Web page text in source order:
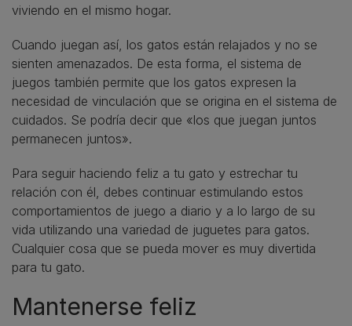
viviendo en el mismo hogar.
Cuando juegan así, los gatos están relajados y no se
sienten amenazados. De esta forma, el sistema de
juegos también permite que los gatos expresen la
necesidad de vinculación que se origina en el sistema de
cuidados. Se podría decir que «los que juegan juntos
permanecen juntos».
Para seguir haciendo feliz a tu gato y estrechar tu
relación con él, debes continuar estimulando estos
comportamientos de juego a diario y a lo largo de su
vida utilizando una variedad de juguetes para gatos.
Cualquier cosa que se pueda mover es muy divertida
para tu gato.
Mantenerse feliz